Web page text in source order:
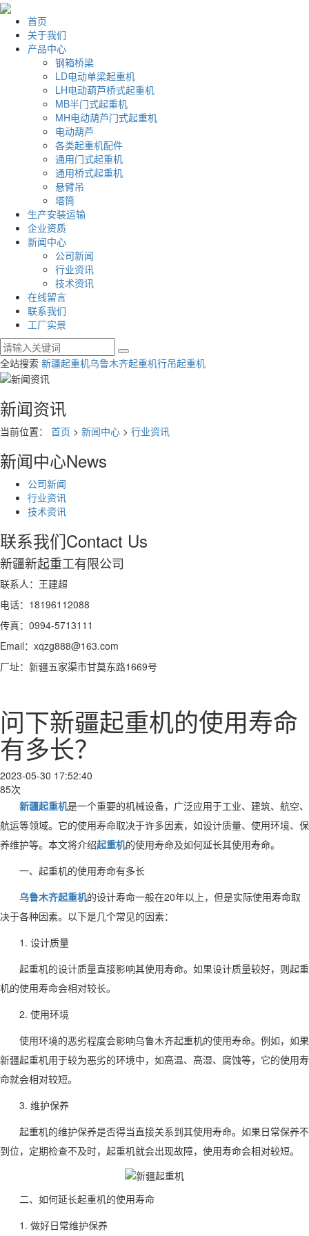
首页
关于我们
产品中心
钢箱桥梁
LD电动单梁起重机
LH电动葫芦桥式起重机
MB半门式起重机
MH电动葫芦门式起重机
电动葫芦
各类起重机配件
通用门式起重机
通用桥式起重机
悬臂吊
塔筒
生产安装运输
企业资质
新闻中心
公司新闻
行业资讯
技术资讯
在线留言
联系我们
工厂实景
全站搜索 新疆起重机乌鲁木齐起重机行吊起重机
新闻资讯
当前位置： 首页 > 新闻中心 > 行业资讯
新闻中心News
公司新闻
行业资讯
技术资讯
联系我们Contact Us
新疆新起重工有限公司
联系人：王建超
电话：18196112088
传真：0994-5713111
Email：xqzg888@163.com
厂址：新疆五家渠市甘莫东路1669号
问下新疆起重机的使用寿命
有多长？
2023-05-30 17:52:40
85次
新疆起重机是一个重要的机械设备，广泛应用于工业、建筑、航空、
航运等领域。它的使用寿命取决于许多因素，如设计质量、使用环境、保
养维护等。本文将介绍起重机的使用寿命及如何延长其使用寿命。
一、起重机的使用寿命有多长
乌鲁木齐起重机的设计寿命一般在20年以上，但是实际使用寿命取
决于各种因素。以下是几个常见的因素：
1. 设计质量
起重机的设计质量直接影响其使用寿命。如果设计质量较好，则起重
机的使用寿命会相对较长。
2. 使用环境
使用环境的恶劣程度会影响乌鲁木齐起重机的使用寿命。例如，如果
新疆起重机用于较为恶劣的环境中，如高温、高湿、腐蚀等，它的使用寿
命就会相对较短。
3. 维护保养
起重机的维护保养是否得当直接关系到其使用寿命。如果日常保养不
到位，定期检查不及时，起重机就会出现故障，使用寿命会相对较短。
二、如何延长起重机的使用寿命
1. 做好日常维护保养